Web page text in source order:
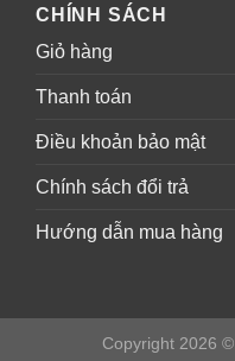
CHÍNH SÁCH
Giỏ hàng
Thanh toán
Điều khoản bảo mật
Chính sách đổi trả
Hướng dẫn mua hàng
Copyright 2026 ©